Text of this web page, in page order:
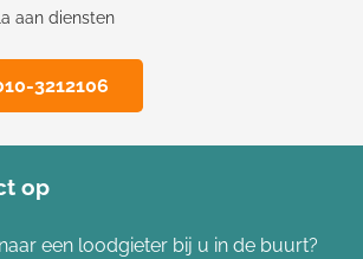
aan diensten
3212106
op
een loodgieter bij u in de buurt?